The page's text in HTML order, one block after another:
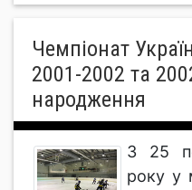
Чемпіонат
2001-2002 та
народження
З 25
року у